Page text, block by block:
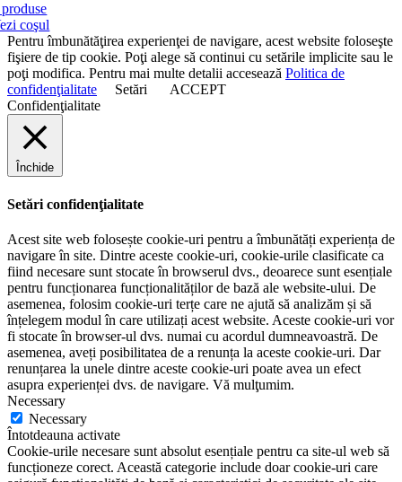
coşul
Pentru îmbunătăţirea experienţei de navigare, acest website foloseşte
fişiere de tip cookie. Poţi alege să continui cu setările implicite sau le
poţi modifica. Pentru mai multe detalii accesează Politica de
confidenţialitate
Setări
ACCEPT
Confidenţialitate
Închide
Setări confidenţialitate
Acest site web folosește cookie-uri pentru a îmbunătăți experiența de
navigare în site. Dintre aceste cookie-uri, cookie-urile clasificate ca
fiind necesare sunt stocate în browserul dvs., deoarece sunt esențiale
pentru funcționarea funcționalităților de bază ale website-ului. De
asemenea, folosim cookie-uri terțe care ne ajută să analizăm și să
înțelegem modul în care utilizați acest website. Aceste cookie-uri vor
fi stocate în browser-ul dvs. numai cu acordul dumneavoastră. De
asemenea, aveți posibilitatea de a renunța la aceste cookie-uri. Dar
renunțarea la unele dintre aceste cookie-uri poate avea un efect
asupra experienței dvs. de navigare. Vă mulţumim.
Necessary
Necessary
Întotdeauna activate
Cookie-urile necesare sunt absolut esențiale pentru ca site-ul web să
funcționeze corect. Această categorie include doar cookie-uri care